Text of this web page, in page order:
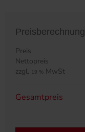
Preisberechnung
Preis
Nettopreis
zzgl. 19 % MwSt
Gesamtpreis